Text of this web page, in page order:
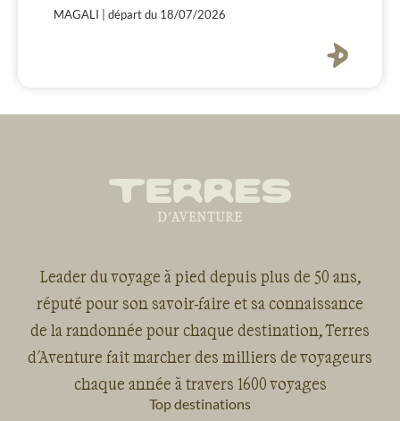
le plein de
merci à tous
bonheur !
Stéphanie | départ du 11/07/2026
Leader du voyage à pied depuis plus de 50 ans,
réputé pour son savoir-faire et sa connaissance
de la randonnée pour chaque destination, Terres
d'Aventure fait marcher des milliers de voyageurs
chaque année à travers 1600 voyages
Top destinations